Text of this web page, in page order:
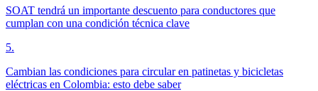
SOAT tendrá un importante descuento para conductores que
cumplan con una condición técnica clave
5.
Cambian las condiciones para circular en patinetas y bicicletas
eléctricas en Colombia: esto debe saber